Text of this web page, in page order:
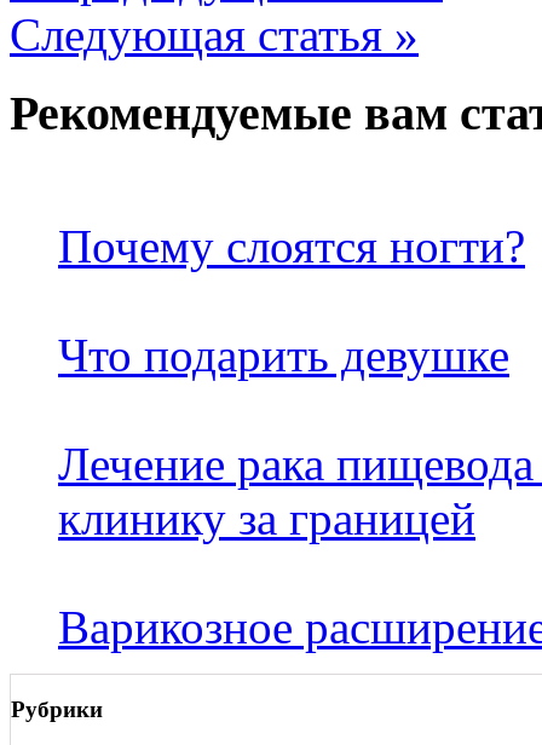
Следующая статья »
Рекомендуемые вам
Почему слоятся ногти?
Что подарить девушке
Лечение рака
клинику за границей
Варикозное
Рубрики